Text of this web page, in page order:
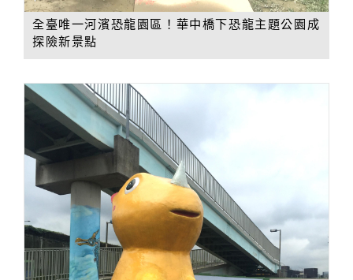
全臺唯一河濱恐龍園區！華中橋下恐龍主題公園成
探險新景點